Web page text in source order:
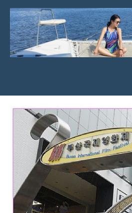
Skip
content
菲
亞
JEFFIA
FANG
團、
旅